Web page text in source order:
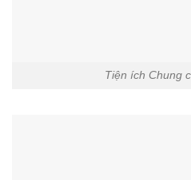
Tiện ích Chung